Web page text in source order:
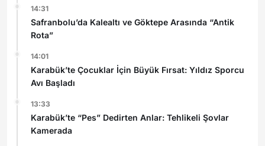
14:31
Safranbolu’da Kalealtı ve Göktepe Arasında “Antik
Rota”
14:01
Karabük’te Çocuklar İçin Büyük Fırsat: Yıldız Sporcu
Avı Başladı
13:33
Karabük’te “Pes” Dedirten Anlar: Tehlikeli Şovlar
Kamerada